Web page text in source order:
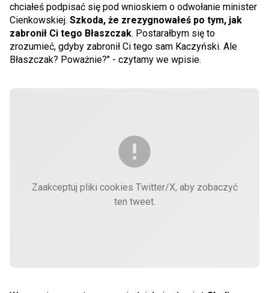
chciałeś podpisać się pod wnioskiem o odwołanie minister
Cienkowskiej. Szkoda, że zrezygnowałeś po tym, jak
zabronił Ci tego Błaszczak. Postarałbym się to
zrozumieć, gdyby zabronił Ci tego sam Kaczyński. Ale
Błaszczak? Poważnie?" - czytamy we wpisie.
Zaakceptuj pliki cookies Twitter/X, aby zobaczyć
ten tweet.